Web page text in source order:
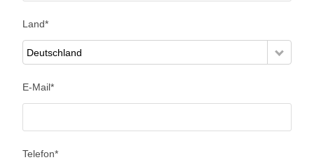
Land*
Deutschland
E-Mail*
Telefon*